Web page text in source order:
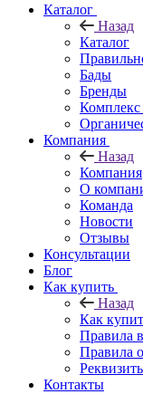
Каталог
Назад
Каталог
Бады
Бренды
Компания
Назад
Компания
О
Команда
Новости
Отзывы
Консультации
Блог
Как купить
Назад
Как
Правила
Правила
Контакты